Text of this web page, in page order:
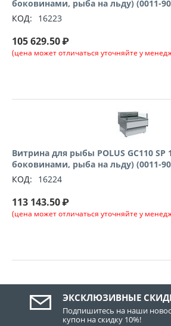
боковинами, рыба на льду) (0011-
КОД:
16223
105 629.50₽
(цена может отличаться уточняйте у
Витрина для рыбы POLUS GC110 SP
боковинами, рыба на льду) (0011-
КОД:
16224
113 143.50₽
(цена может отличаться уточняйте у
ЭКСКЛЮЗИВНЫЕ
Подпишитесь на наши
купон на скидку 10%!